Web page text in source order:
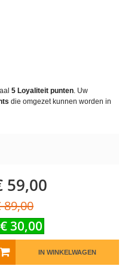
5 Loyaliteit punten. Uw
die omgezet kunnen worden in
59,00
89,00
30,00
IN WINKELWAGEN